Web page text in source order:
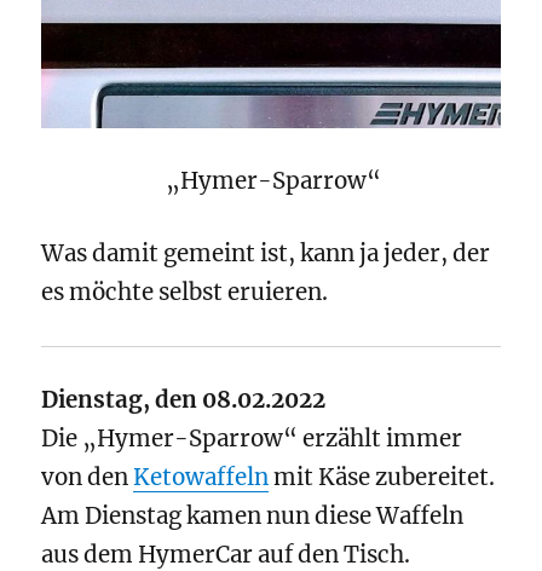
„Hymer-Sparrow“
Was damit gemeint ist, kann ja jeder, der
es möchte selbst eruieren.
Dienstag, den 08.02.2022
Die „Hymer-Sparrow“ erzählt immer
von denKetowaffelnmit Käse zubereitet.
Am Dienstag kamen nun diese Waffeln
aus dem HymerCar auf den Tisch.